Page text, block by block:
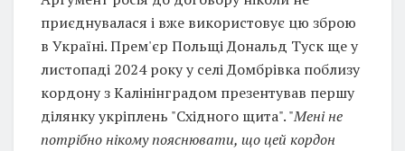
приєднувалася і вже використовує цю зброю
в Україні. Прем'єр Польщі Дональд Туск ще у
листопаді 2024 року у селі Домбрівка поблизу
кордону з Калінінградом презентував першу
ділянку укріплень "Східного щита". "Мені не
потрібно нікому пояснювати, що цей кордон